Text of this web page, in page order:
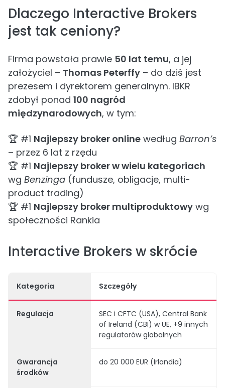
Dlaczego Interactive Brokers
jest tak ceniony?
Firma powstała prawie 50 lat temu, a jej
założyciel – Thomas Peterffy – do dziś jest
prezesem i dyrektorem generalnym. IBKR
zdobył ponad 100 nagród
międzynarodowych, w tym:
🏆 #1 Najlepszy broker online według Barron’s
– przez 6 lat z rzędu
🏆 #1 Najlepszy broker w wielu kategoriach
wg Benzinga (fundusze, obligacje, multi-
product trading)
🏆 #1 Najlepszy broker multiproduktowy wg
społeczności Rankia
Interactive Brokers w skrócie
Kategoria Szczegóły
Regulacja
SEC i CFTC (USA), Central Bank
of Ireland (CBI) w UE, +9 innych
regulatorów globalnych
Gwarancja
środków
do 20 000 EUR (Irlandia)